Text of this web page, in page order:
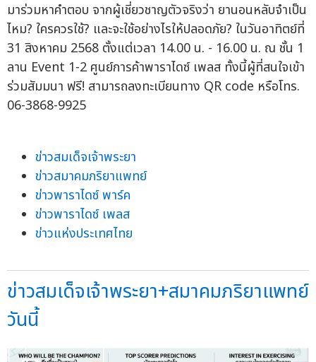
มาร่วมหาคำตอบ จากผู้เชี่ยวชาญตัวจริงว่า ยานอนหลับจำเป็น
ไหม? ใครควรใช้? และจะใช้อย่างไรให้ปลอดภัย? ในวันอาทิตย์ที่
31 สิงหาคม 2568 ตั้งแต่เวลา 14.00 น. - 16.00 น. ณ ชั้น 1
ลาน Event 1-2 ศูนย์การค้าพาราไดซ์ เพลส ทั้งนี้ผู้ที่สนใจเข้า
ร่วมสัมมนา ฟรี! สามารถลงทะเบียนทาง QR code หรือโทร.
06-3868-9925
ข่าวสมเด็จเจ้าพระยา
ข่าวสมาคมภริยาแพทย์
ข่าวพาราไดซ์ พาร์ค
ข่าวพาราไดซ์ เพลส
ข่าวแห่งประเทศไทย
ข่าวสมเด็จเจ้าพระยา+สมาคมภริยาแพทย์
วันนี้